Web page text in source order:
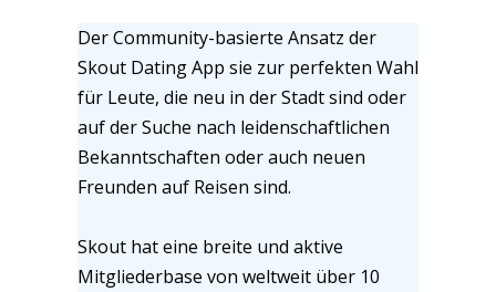
Der Community-basierte Ansatz der
Skout Dating App sie zur perfekten Wahl
für Leute, die neu in der Stadt sind oder
auf der Suche nach leidenschaftlichen
Bekanntschaften oder auch neuen
Freunden auf Reisen sind.
Skout hat eine breite und aktive
Mitgliederbase von weltweit über 10